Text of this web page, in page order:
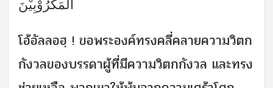
المَكْرُوْبِيْنَ
โอ้อัลลอฮฺ ! ขอพระองค์ทรงคลี่คลายความวิตก
กังวลของบรรดาผู้ที่มีความวิตกกังวล และทรง